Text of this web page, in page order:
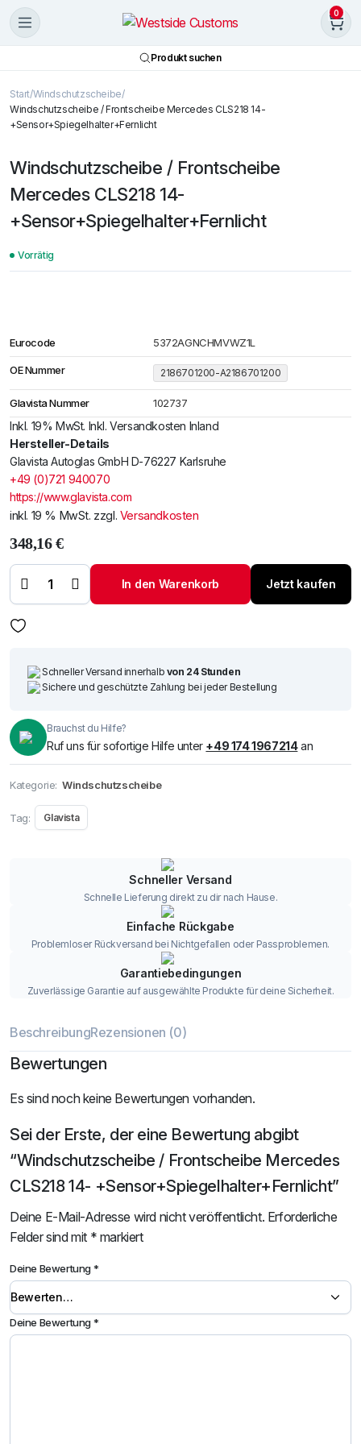
0
Produkt suchen
Start Windschutzscheibe
Windschutzscheibe / Frontscheibe Mercedes CLS218 14-
+Sensor+Spiegelhalter+Fernlicht
Windschutzscheibe / Frontscheibe
Mercedes CLS218 14-
+Sensor+Spiegelhalter+Fernlicht
Vorrätig
Eurocode 5372AGNCHMVWZ1L
OE Nummer 2186701200-A2186701200
Glavista Nummer 102737
Inkl. 19% MwSt. Inkl. Versandkosten Inland
Hersteller-Details
Glavista Autoglas GmbH D-76227 Karlsruhe
+49 (0)721 940070
https://www.glavista.com
inkl. 19 % MwSt. zzgl. Versandkosten
348,16€
Frontscheibe Mercedes CLS218
14-
Menge
In den Warenkorb Jetzt kaufen
Schneller Versand innerhalb von 24 Stunden
Sichere und geschützte Zahlung bei jeder Bestellung
Brauchst du Hilfe?
Ruf uns für sofortige Hilfe unter +49 174 1967214an
Kategorie: Windschutzscheibe
Tag: Glavista
Schneller Versand
Schnelle Lieferung direkt zu dir nach Hause.
Einfache Rückgabe
Problemloser Rückversand bei Nichtgefallen oder Passproblemen.
Garantiebedingungen
Zuverlässige Garantie auf ausgewählte Produkte für deine Sicherheit.
BeschreibungRezensionen (0)
Bewertungen
Es sind noch keine Bewertungen vorhanden.
Sei der Erste, der eine Bewertung abgibt
“Windschutzscheibe / Frontscheibe Mercedes
CLS218 14- +Sensor+Spiegelhalter+Fernlicht”
Deine E-Mail-Adresse wird nicht veröffentlicht. Erforderliche
Felder sind mit * markiert
Deine Bewertung*
Deine Bewertung*